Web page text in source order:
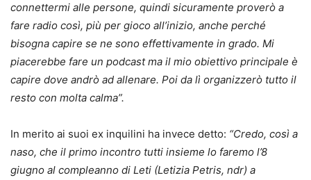
connettermi alle persone, quindi sicuramente proverò a
fare radio così, più per gioco all’inizio, anche perché
bisogna capire se ne sono effettivamente in grado. Mi
piacerebbe fare un podcast ma il mio obiettivo principale è
capire dove andrò ad allenare. Poi da lì organizzerò tutto il
resto con molta calma”.
In merito ai suoi ex inquilini ha invece detto: “Credo, così a
naso, che il primo incontro tutti insieme lo faremo l’8
giugno al compleanno di Leti (Letizia Petris, ndr) a